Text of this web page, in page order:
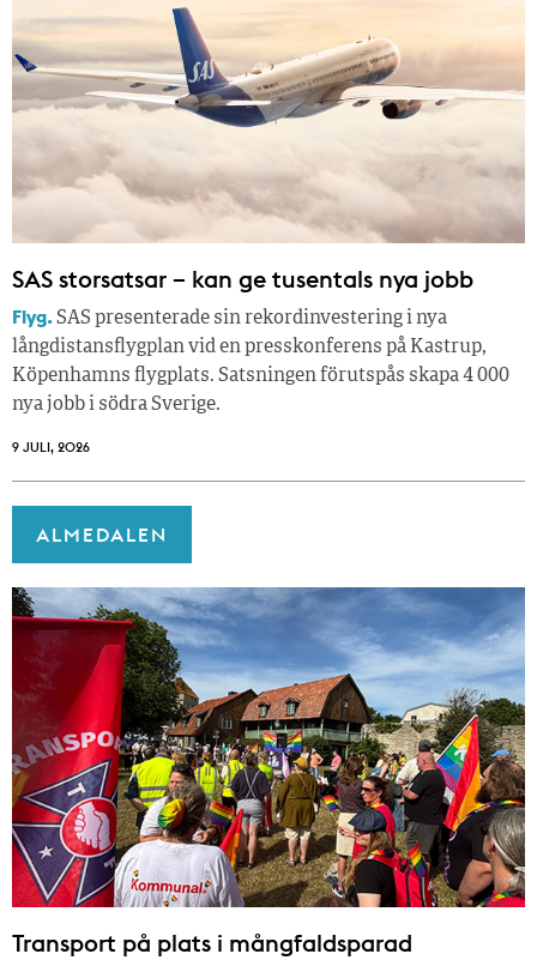
SAS storsatsar – kan ge tusentals nya jobb
Flyg.SAS presenterade sin rekordinvestering i nya
långdistansflygplan vid en presskonferens på Kastrup,
Köpenhamns flygplats. Satsningen förutspås skapa 4 000
nya jobb i södra Sverige.
9 JULI, 2026
ALMEDALEN
Transport på plats i mångfaldsparad